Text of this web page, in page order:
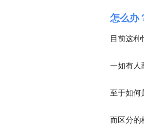
怎么办
目前这种
一如有人
至于如何
而区分的